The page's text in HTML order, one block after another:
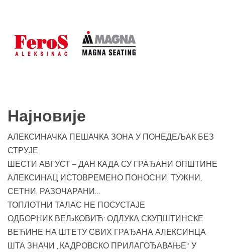
Најновије
АЛЕКСИНАЧКА ПЕШАЧКА ЗОНА У ПОНЕДЕЉАК БЕЗ
СТРУЈЕ
ШЕСТИ АВГУСТ – ДАН КАДА СУ ГРАЂАНИ ОПШТИНЕ
АЛЕКСИНАЦ ИСТОВРЕМЕНО ПОНОСНИ, ТУЖНИ,
СЕТНИ, РАЗОЧАРАНИ…
ТОПЛОТНИ ТАЛАС НЕ ПОСУСТАЈЕ
ОДБОРНИК ВЕЉКОВИЋ: ОДЛУКА СКУПШТИНСКЕ
ВЕЋИНЕ НА ШТЕТУ СВИХ ГРАЂАНА АЛЕКСИНЦА
ШТА ЗНАЧИ „КАДРОВСКО ПРИЛАГОЂАВАЊЕ“ У